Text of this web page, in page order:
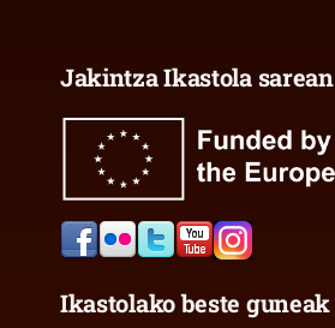
Jakintza Ikastola sarean
Ikastolako beste guneak